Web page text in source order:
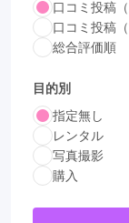
口コミ投稿
口コミ投稿
総合評価順
目的別
指定無し
レンタル
写真撮影
購入